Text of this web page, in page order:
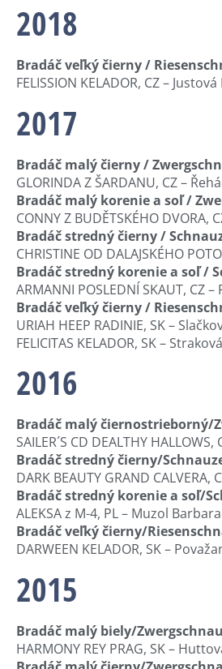
2018
Bradáč veľký čierny /
FELISSION KELADOR, CZ –
2017
Bradáč malý čierny /
GLORINDA Z ŠARDANU, CZ –
Bradáč malý korenie a soľ /
CONNY Z BUDĚTSKÉHO DVORA,
Bradáč stredný čierny /
CHRISTINE OD DALAJSKÉHO
Bradáč stredný korenie a soľ /
ARMANNI POSLEDNÍ SKAUT, CZ
Bradáč veľký čierny /
URIAH HEEP RADINIE, SK –
FELICITAS KELADOR, SK –
2016
Bradáč malý čiernostrieborný/
SAILER´S CD DEALTHY
Bradáč stredný čierny/
DARK BEAUTY GRAND
Bradáč stredný korenie a soľ/
ALEKSA z M-4, PL – Muzol Barbara
Bradáč veľký čierny/
DARWEEN KELADOR, SK –
2015
Bradáč malý biely/
HARMONY REY PRAG, SK –